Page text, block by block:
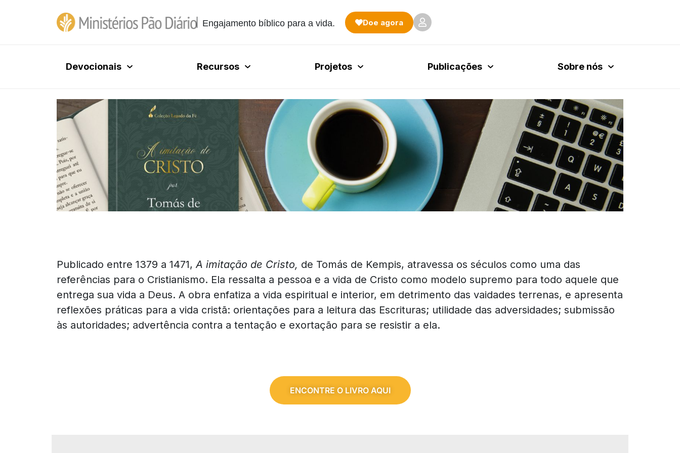
Engajamento bíblico para a vida. Doe agora
Devocionais Recursos Projetos Publicações Sobre nós
Publicado entre 1379 a 1471, A imitação de Cristo, de Tomás de Kempis, atravessa os séculos como uma das
referências para o Cristianismo. Ela ressalta a pessoa e a vida de Cristo como modelo supremo para todo aquele que
entrega sua vida a Deus. A obra enfatiza a vida espiritual e interior, em detrimento das vaidades terrenas, e apresenta
reflexões práticas para a vida cristã: orientações para a leitura das Escrituras; utilidade das adversidades; submissão
às autoridades; advertência contra a tentação e exortação para se resistir a ela.
ENCONTRE O LIVRO AQUI